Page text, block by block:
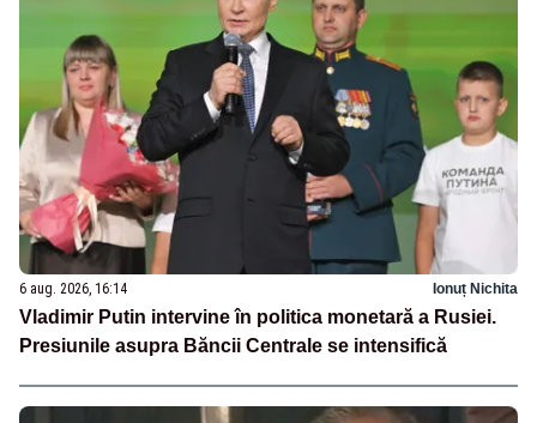
6 aug. 2026, 16:14 Ionuț Nichita
Vladimir Putin intervine în politica monetară a Rusiei.
Presiunile asupra Băncii Centrale se intensifică